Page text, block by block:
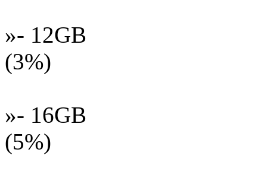
»- 12GB
(3%)
»- 16GB
(5%)